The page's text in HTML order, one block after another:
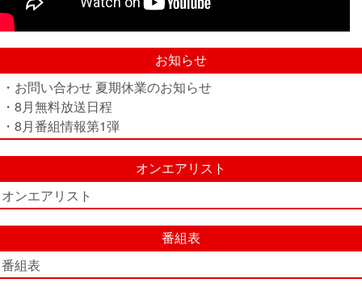
お知らせ
・お問い合わせ 夏期休業のお知らせ
・8月無料放送日程
・8月番組情報第1弾
オンエアリスト
オンエアリスト
番組表
番組表